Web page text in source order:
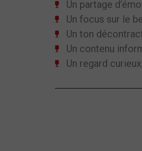
Un partage
Un focus sur le
Un ton
Un contenu
Un regard